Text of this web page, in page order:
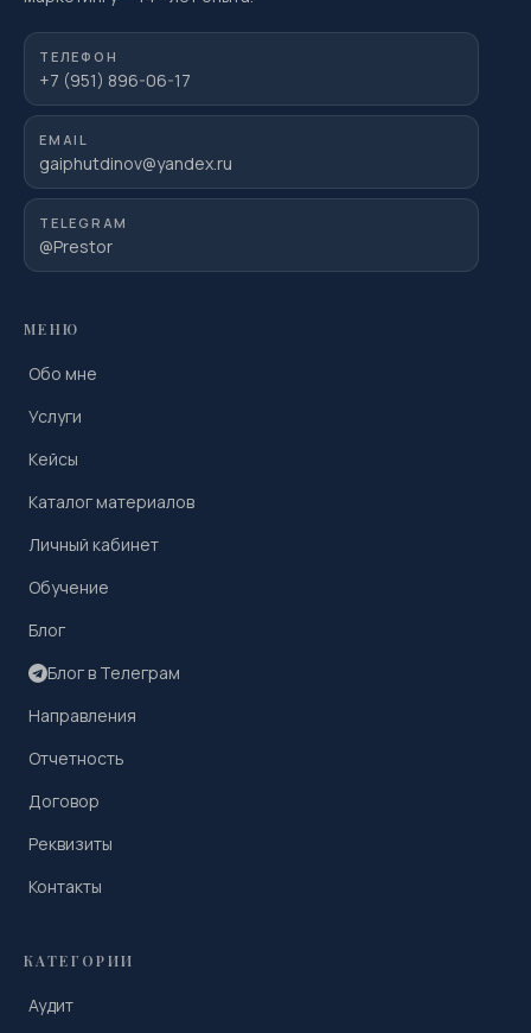
ТЕЛЕФОН
+7 (951) 896-06-17
EMAIL
gaiphutdinov@yandex.ru
TELEGRAM
@Prestor
МЕНЮ
Обо мне
Услуги
Кейсы
Каталог материалов
Личный кабинет
Обучение
Блог
Блог в Телеграм
Направления
Отчетность
Договор
Реквизиты
Контакты
КАТЕГОРИИ
Аудит